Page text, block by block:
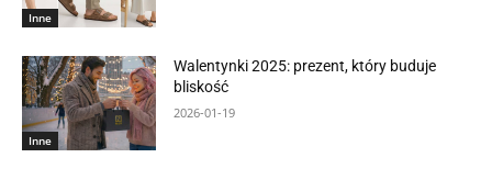
Inne
Inne
Walentynki 2025: prezent, który buduje
bliskość
2026-01-19